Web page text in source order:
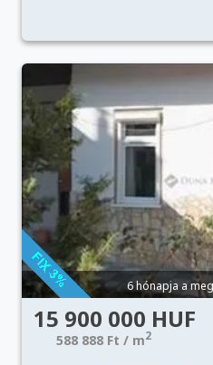
6 hónapja a
15 900 000 HUF
588 888 Ft / m2